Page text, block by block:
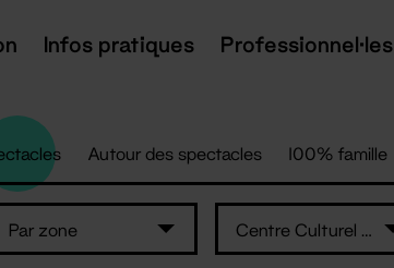
Infos pratiques Professionnel·les
Autour des spectacles 100% famille
Par zone Centre Culturel Athanor